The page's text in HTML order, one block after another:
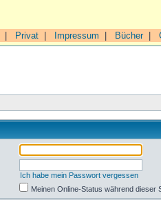
Privat Impressum Bücher|
Ich habe mein Passwort vergessen
Meinen Online-Status während dieser